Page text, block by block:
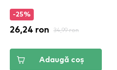
-25%
26,24 ron 34,99 ron
Adaugă coș